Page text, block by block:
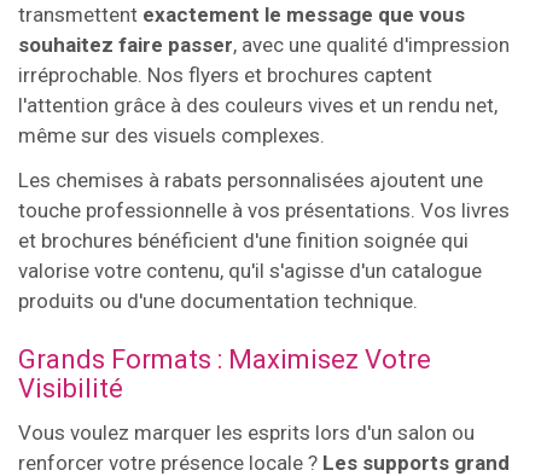
transmettent exactement le message que vous
souhaitez faire passer, avec une qualité d'impression
irréprochable. Nos flyers et brochures captent
l'attention grâce à des couleurs vives et un rendu net,
même sur des visuels complexes.
Les chemises à rabats personnalisées ajoutent une
touche professionnelle à vos présentations. Vos livres
et brochures bénéficient d'une finition soignée qui
valorise votre contenu, qu'il s'agisse d'un catalogue
produits ou d'une documentation technique.
Grands Formats : Maximisez Votre
Visibilité
Vous voulez marquer les esprits lors d'un salon ou
renforcer votre présence locale ? Les supports grand